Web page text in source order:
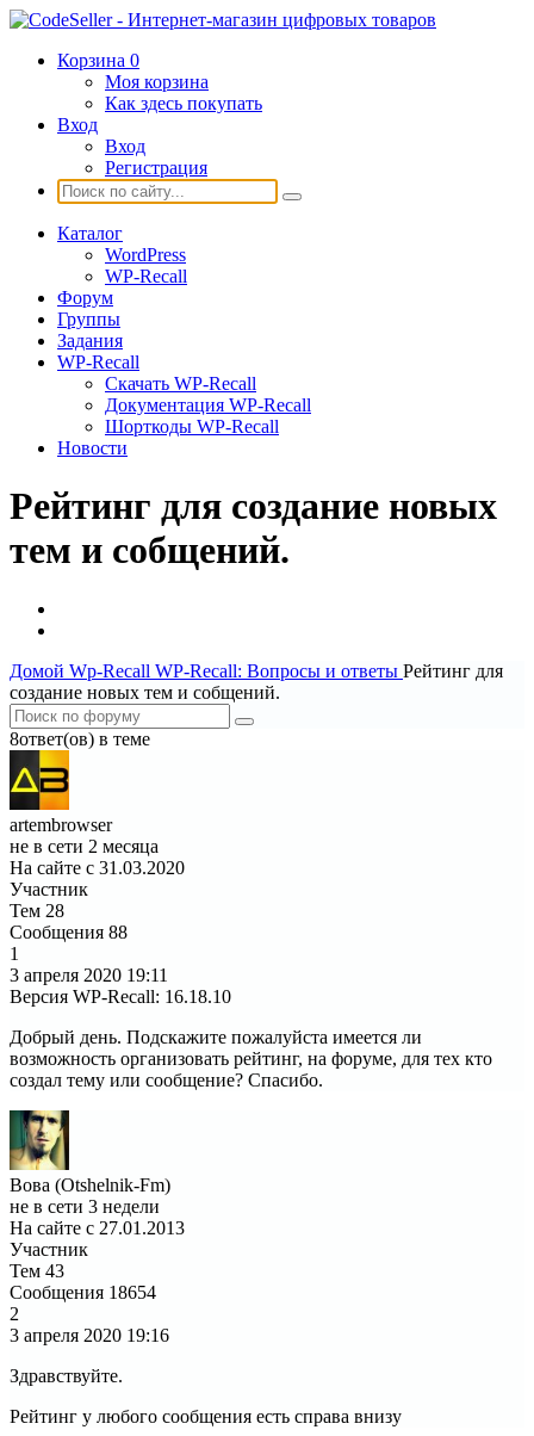
Корзина 0
Моя корзина
Как здесь покупать
Вход
Вход
Регистрация
Каталог
WordPress
WP-Recall
Форум
Группы
Задания
WP-Recall
Скачать WP-Recall
Документация WP-Recall
Шорткоды WP-Recall
Новости
Рейтинг для создание новых
тем и собщений.
Домой Wp-Recall WP-Recall: Вопросы и ответы Рейтинг для
создание новых тем и собщений.
8ответ(ов) в теме
artembrowser
не в сети 2 месяца
На сайте с 31.03.2020
Участник
Тем 28
Сообщения 88
1
3 апреля 2020 19:11
Версия WP-Recall: 16.18.10
Добрый день. Подскажите пожалуйста имеется ли
возможность организовать рейтинг, на форуме, для тех кто
создал тему или сообщение? Спасибо.
Вова (Otshelnik-Fm)
не в сети 3 недели
На сайте с 27.01.2013
Участник
Тем 43
Сообщения 18654
2
3 апреля 2020 19:16
Здравствуйте.
Рейтинг у любого сообщения есть справа внизу